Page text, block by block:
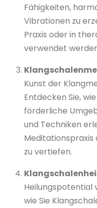
Fähigkeiten,
Vibrationen zu
Praxis oder in
verwendet
Kunst der
Entdecken Sie,
förderliche
und Techniken
Meditationspraxis
zu vertiefen.
Heilungspotential
wie Sie